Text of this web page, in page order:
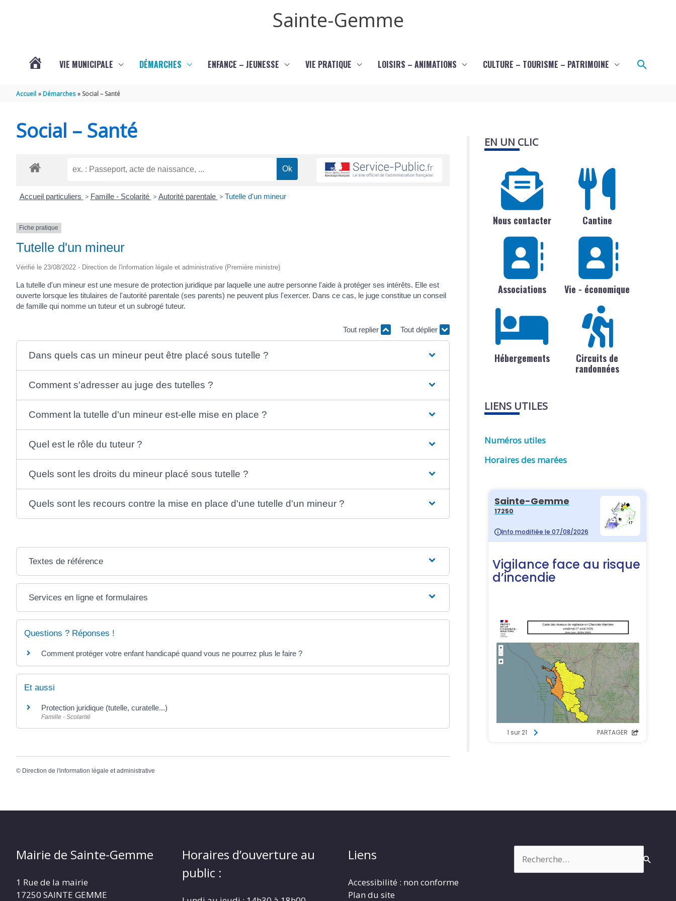
Sainte-Gemme
GEMME
VIE MUNICIPALE DÉMARCHES ENFANCE – JEUNESSE VIE PRATIQUE LOISIRS – ANIMATIONS CULTURE – TOURISME – PATRIMOINE
Accueil Démarches Social – Santé
Social – Santé
Accueil particuliers > Famille - Scolarité > Autorité parentale > Tutelle d'un mineur
Fiche pratique
Tutelle d'un mineur
Vérifié le 23/08/2022 - Direction de l'information légale et administrative (Première ministre)
La tutelle d'un mineur est une mesure de protection juridique par laquelle une autre personne l'aide à protéger ses intérêts. Elle est
ouverte lorsque les titulaires de l'autorité parentale (ses parents) ne peuvent plus l'exercer. Dans ce cas, le juge constitue un conseil
de famille qui nomme un tuteur et un subrogé tuteur.
Tout replier Tout déplier
Dans quels cas un mineur peut être placé sous tutelle ?
Comment s'adresser au juge des tutelles ?
Comment la tutelle d'un mineur est-elle mise en place ?
Quel est le rôle du tuteur ?
Quels sont les droits du mineur placé sous tutelle ?
Quels sont les recours contre la mise en place d'une tutelle d'un mineur ?
Textes de référence
Services en ligne et formulaires
Questions ? Réponses !
Comment protéger votre enfant handicapé quand vous ne pourrez plus le faire ?
Et aussi
Protection juridique (tutelle, curatelle...)
Famille - Scolarité
© Direction de l'information légale et administrative
EN UN CLIC
Nous contacter Cantine
Associations Vie - économique
Hébergements
Circuits de
randonnées
LIENS UTILES
Numéros utiles
Horaires des marées
Mairie de Sainte-Gemme
1 Rue de la mairie
17250 SAINTE GEMME
Horaires d’ouverture au
public :
Liens
Accessibilité : non conforme
Plan du site